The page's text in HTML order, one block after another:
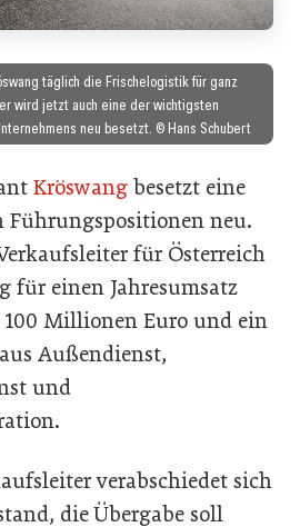
täglich die Frischelogistik für ganz
wird jetzt auch eine der wichtigsten
neu besetzt. © Hans Schubert
Kröswang besetzt eine
Führungspositionen neu.
für Österreich
für einen Jahresumsatz
Millionen Euro und ein
Außendienst,
und
verabschiedet sich
die Übergabe soll